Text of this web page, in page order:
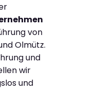
von
Olmütz.
und
wir
und